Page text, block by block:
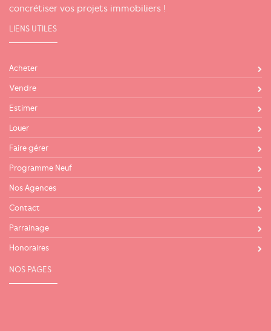
concrétiser vos projets immobiliers !
LIENS UTILES
Acheter
Vendre
Estimer
Louer
Faire gérer
Programme Neuf
Nos Agences
Contact
Parrainage
Honoraires
NOS PAGES